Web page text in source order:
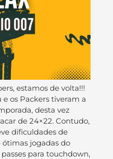
estamos de volta!!!
os Packers tiveram a
desta vez
de 24×22. Contudo,
dificuldades de
ótimas jogadas do
para touchdown,